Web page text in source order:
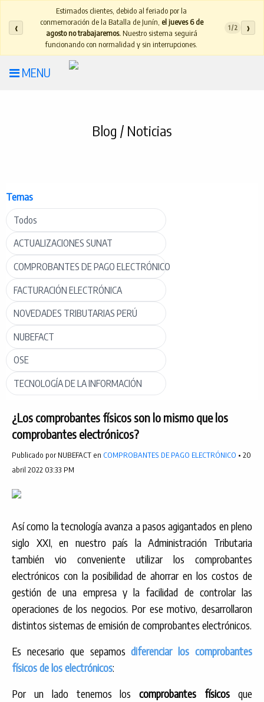
Estimados clientes, debido al feriado por la
conmemoración de la Batalla de Junín, el jueves 6 de
agosto no trabajaremos.Nuestro sistema seguirá
funcionando con normalidad y sin interrupciones.
‹ 1 / 2 ›
MENU
Blog / Noticias
Temas
Todos
ACTUALIZACIONES SUNAT
COMPROBANTES DE PAGO ELECTRÓNICO
FACTURACIÓN ELECTRÓNICA
NOVEDADES TRIBUTARIAS PERÚ
NUBEFACT
OSE
TECNOLOGÍA DE LA INFORMACIÓN
¿Los comprobantes físicos son lo mismo que los
comprobantes electrónicos?
Publicado por NUBEFACT en COMPROBANTES DE PAGO ELECTRÓNICO • 20
abril 2022 03:33 PM
Así como la tecnología avanza a pasos agigantados en pleno
siglo XXI, en nuestro país la Administración Tributaria
también vio conveniente utilizar los comprobantes
electrónicos con la posibilidad de ahorrar en los costos de
gestión de una empresa y la facilidad de controlar las
operaciones de los negocios. Por ese motivo, desarrollaron
distintos sistemas de emisión de comprobantes electrónicos.
Es necesario que sepamosdiferenciar los comprobantes
físicos de los electrónicos:
Por un lado tenemos loscomprobantes físicos que